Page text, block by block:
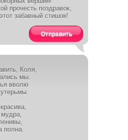
прочесть поздравок,
забавный стишок!
Отправить
Коля,
мы.
вволю
мудра,
полна.